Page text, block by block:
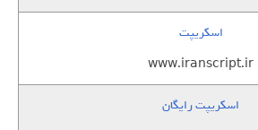
اسکریپت
www.iranscript.ir
اسکریپت رایگان